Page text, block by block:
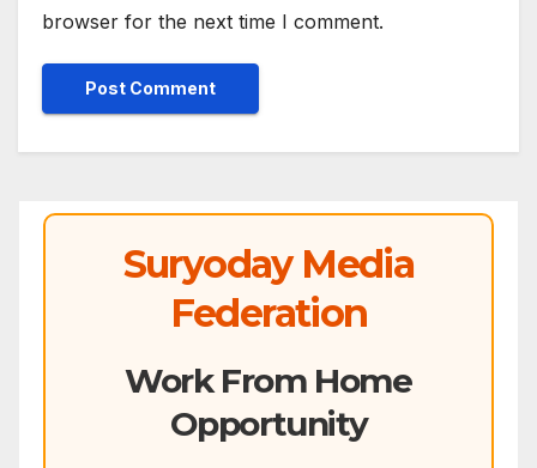
browser for the next time I comment.
Suryoday Media
Federation
Work From Home
Opportunity